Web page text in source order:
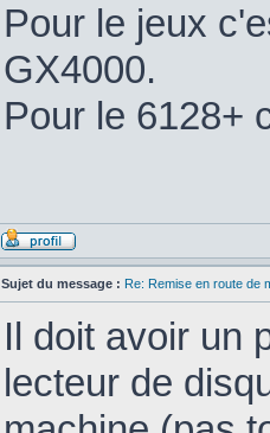
Pour le jeux
GX4000.
Pour le 6128+
Sujet du message : Re: Remise en route de
Il doit avoir un
lecteur de